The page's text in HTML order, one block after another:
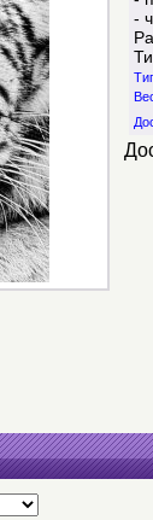
-